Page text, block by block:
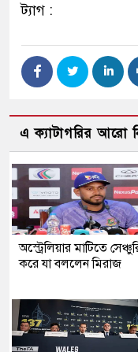
ট্যাগ :
এ ক্যাটাগরির আরো
অস্ট্রেলিয়ার মাটিতে
করে যা বললেন মিরাজ